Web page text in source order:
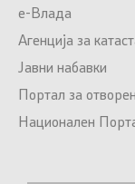
е-Влада
Агенција за
Јавни набавки
Портал за
Национален